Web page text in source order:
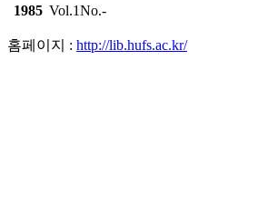
1985 Vol.1No.-
홈페이지 : http://lib.hufs.ac.kr/